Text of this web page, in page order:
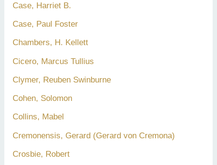
Case, Harriet B.
Case, Paul Foster
Chambers, H. Kellett
Cicero, Marcus Tullius
Clymer, Reuben Swinburne
Cohen, Solomon
Collins, Mabel
Cremonensis, Gerard (Gerard von Cremona)
Crosbie, Robert